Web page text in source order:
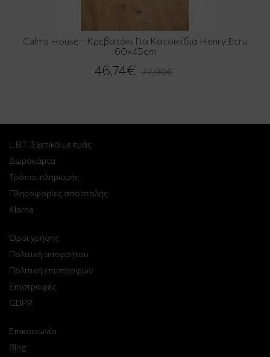
Calma House - Κρεβατάκι Για Κατοικίδια Henry Ecru
60x45cm
46,74€ 77,90€
L.B.T. Σχετικά με εμάς
Δωροκάρτα
Τρόποι πληρωμής
Πληροφορίες αποστολής
Klarna
Όροι χρήσης
Πολιτική απορρήτου
Πολιτική επιστροφών
Επιστροφές
GDPR
Επικοινωνία
Blog